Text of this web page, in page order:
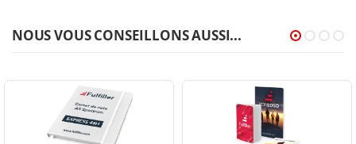
NOUS VOUS CONSEILLONS AUSSI...